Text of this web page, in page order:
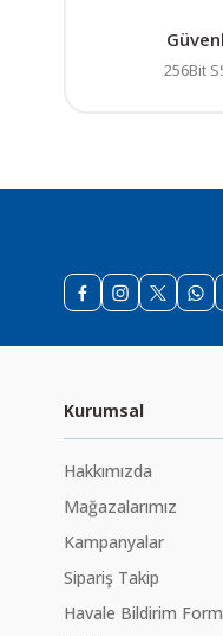
256Bit
Kurumsal
Hakkımızda
Mağazalarımız
Kampanyalar
Sipariş Takip
Havale Bildirim